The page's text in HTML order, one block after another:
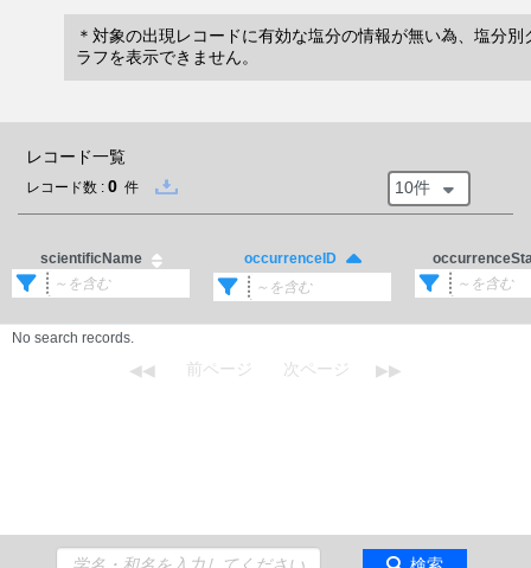
＊対象の出現レコードに有効な塩分の情報が無い為、塩分別
ラフを表示できません。
レコード一覧
レコード数 : 0 件 10件
scientificName occurrenceID
No search records.